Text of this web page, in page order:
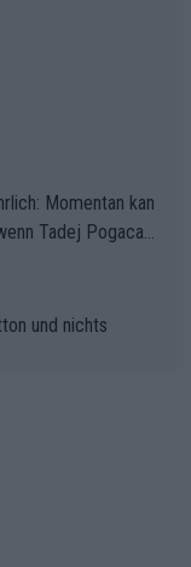
das Niewiado
Wendep
Wenn man bei so
und der K
Schaden am Ber
das große Finale R
Oberwasser, ab
gehen. (gregman
Momentan kan
Tadej Pogacar
und nichts